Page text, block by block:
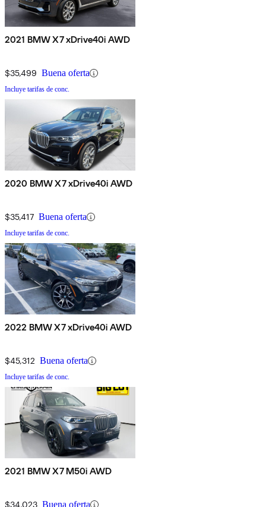
2021 BMW X7 xDrive40i AWD
$35,499 Buena oferta
Incluye tarifas de conc.
2020 BMW X7 xDrive40i AWD
$35,417 Buena oferta
Incluye tarifas de conc.
2022 BMW X7 xDrive40i AWD
$45,312 Buena oferta
Incluye tarifas de conc.
2021 BMW X7 M50i AWD
$34,023 Buena oferta